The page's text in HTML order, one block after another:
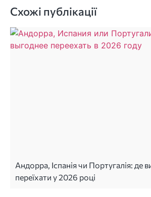
Схожі публікації
Андорра, Іспанія чи Португалія: де
переїхати у 2026 році